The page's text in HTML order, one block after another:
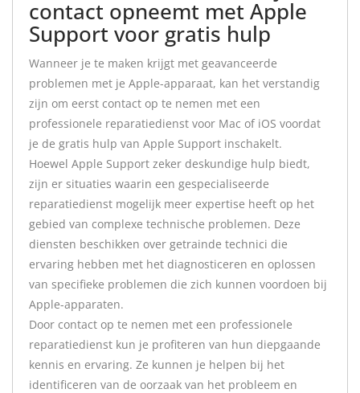
contact opneemt met Apple
Support voor gratis hulp
Wanneer je te maken krijgt met geavanceerde
problemen met je Apple-apparaat, kan het verstandig
zijn om eerst contact op te nemen met een
professionele reparatiedienst voor Mac of iOS voordat
je de gratis hulp van Apple Support inschakelt.
Hoewel Apple Support zeker deskundige hulp biedt,
zijn er situaties waarin een gespecialiseerde
reparatiedienst mogelijk meer expertise heeft op het
gebied van complexe technische problemen. Deze
diensten beschikken over getrainde technici die
ervaring hebben met het diagnosticeren en oplossen
van specifieke problemen die zich kunnen voordoen bij
Apple-apparaten.
Door contact op te nemen met een professionele
reparatiedienst kun je profiteren van hun diepgaande
kennis en ervaring. Ze kunnen je helpen bij het
identificeren van de oorzaak van het probleem en